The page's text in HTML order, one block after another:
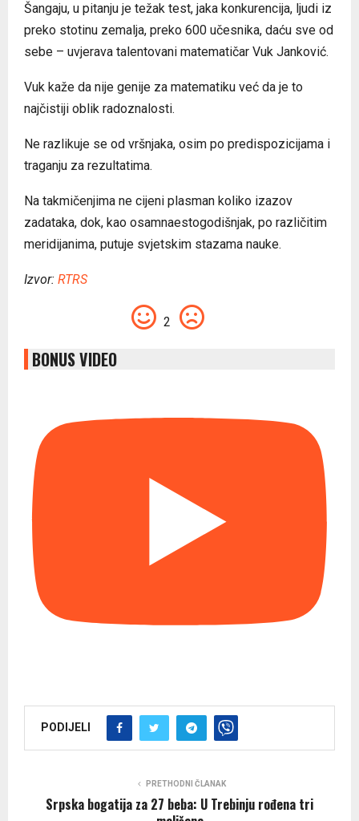
Šangaju, u pitanju je težak test, jaka konkurencija, ljudi iz
preko stotinu zemalja, preko 600 učesnika, daću sve od
sebe – uvjerava talentovani matematičar Vuk Јanković.
Vuk kaže da nije genije za matematiku već da je to
najčistiji oblik radoznalosti.
Ne razlikuje se od vršnjaka, osim po predispozicijama i
traganju za rezultatima.
Na takmičenjima ne cijeni plasman koliko izazov
zadataka, dok, kao osamnaestogodišnjak, po različitim
meridijanima, putuje svjetskim stazama nauke.
Izvor: RTRS
2
BONUS VIDEO
PODIJELI
PRETHODNI ČLANAK
Srpska bogatija za 27 beba: U Trebinju rođena tri